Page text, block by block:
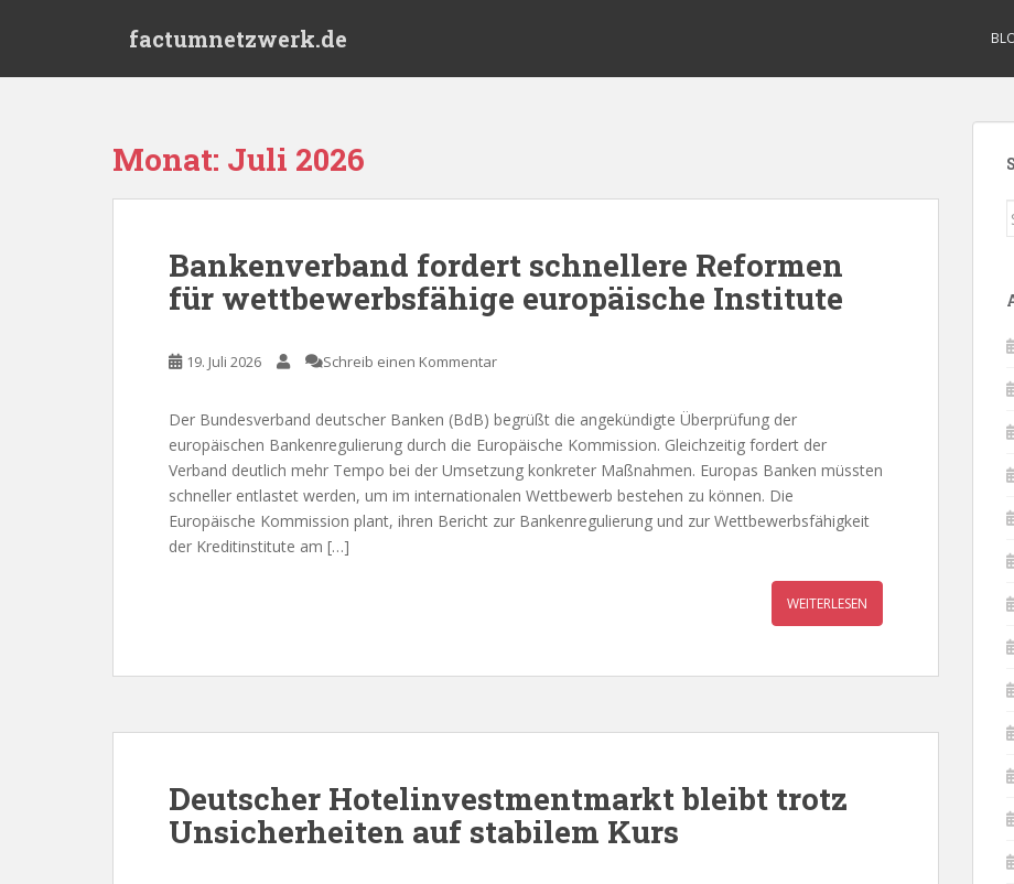
factumnetzwerk.de
Monat: Juli 2026
Bankenverband fordert schnellere Reformen
für wettbewerbsfähige europäische Institute
19. Juli 2026 Schreib einen Kommentar
Der Bundesverband deutscher Banken (BdB) begrüßt die angekündigte Überprüfung der
europäischen Bankenregulierung durch die Europäische Kommission. Gleichzeitig fordert der
Verband deutlich mehr Tempo bei der Umsetzung konkreter Maßnahmen. Europas Banken müssten
schneller entlastet werden, um im internationalen Wettbewerb bestehen zu können. Die
Europäische Kommission plant, ihren Bericht zur Bankenregulierung und zur Wettbewerbsfähigkeit
der Kreditinstitute am […]
WEITERLESEN
Deutscher Hotelinvestmentmarkt bleibt trotz
Unsicherheiten auf stabilem Kurs